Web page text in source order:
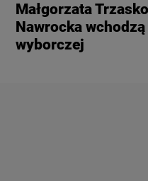
Małgorzata
Nawrocka
wyborczej